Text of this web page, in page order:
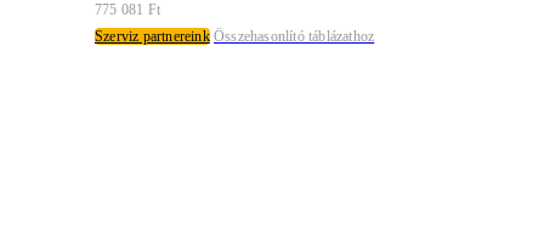
775 081 Ft
Szerviz partnereink Összehasonlító táblázathoz